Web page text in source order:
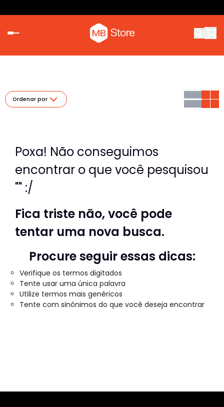
Ordenar por
Poxa! Não conseguimos
encontrar o que você pesquisou
"" :/
Fica triste não, você pode
tentar uma nova busca.
Procure seguir essas dicas:
Verifique os termos digitados
Tente usar uma única palavra
Utilize termos mais genéricos
Tente com sinônimos do que você deseja encontrar